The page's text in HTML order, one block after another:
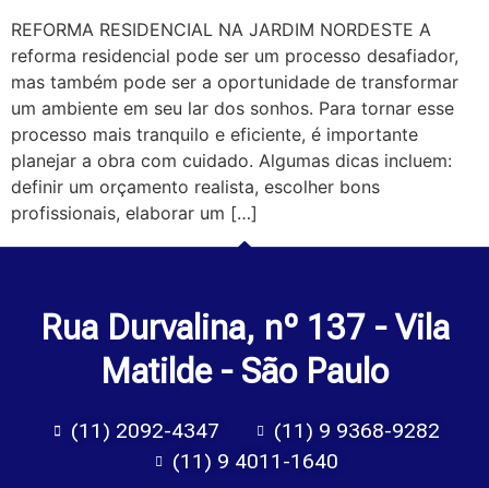
REFORMA RESIDENCIAL NA JARDIM NORDESTE A
reforma residencial pode ser um processo desafiador,
mas também pode ser a oportunidade de transformar
um ambiente em seu lar dos sonhos. Para tornar esse
processo mais tranquilo e eficiente, é importante
planejar a obra com cuidado. Algumas dicas incluem:
definir um orçamento realista, escolher bons
profissionais, elaborar um […]
Rua Durvalina, nº 137 - Vila
Matilde - São Paulo
(11) 2092-4347
(11) 9 9368-9282
(11) 9 4011-1640